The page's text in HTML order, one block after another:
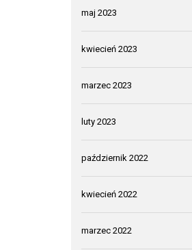
maj 2023
kwiecień 2023
marzec 2023
luty 2023
październik 2022
kwiecień 2022
marzec 2022